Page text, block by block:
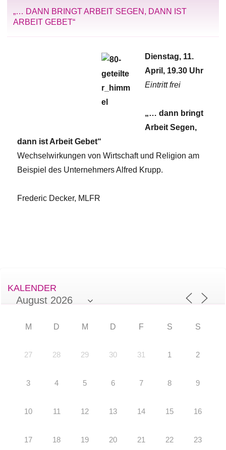
„… DANN BRINGT ARBEIT SEGEN, DANN IST
ARBEIT GEBET“
Dienstag, 11.
April, 19.30 Uhr
Eintritt frei
„… dann bringt
Arbeit Segen,
dann ist Arbeit Gebet“
Wechselwirkungen von Wirtschaft und Religion am
Beispiel des Unternehmers Alfred Krupp.
Frederic Decker, MLFR
KALENDER
M D M D F S S
27 28 29 30 31 1 2
3 4 5 6 7 8 9
10 11 12 13 14 15 16
17 18 19 20 21 22 23